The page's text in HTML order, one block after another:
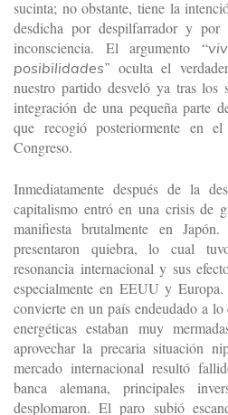
sucinta; no obstante, tiene la
desdicha por despilfarrador y
inconsciencia. El argumento “
posibilidades” oculta el
nuestro partido desveló ya tras los
integración de una pequeña parte
que recogió posteriormente en
Congreso.
Inmediatamente después de la
capitalismo entró en una crisis de
manifiesta brutalmente en
presentaron quiebra, lo cual
resonancia internacional y sus
especialmente en EEUU y
convierte en un país endeudado a lo
energéticas estaban muy
aprovechar la precaria situación
mercado internacional resultó
banca alemana, principales
desplomaron. El paro subió